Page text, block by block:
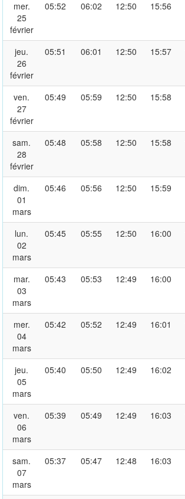
mer.
25
février
05:52 06:02 12:50 15:56
jeu.
26
février
05:51 06:01 12:50 15:57
ven.
27
février
05:49 05:59 12:50 15:58
sam.
28
février
05:48 05:58 12:50 15:58
dim.
01
mars
05:46 05:56 12:50 15:59
lun.
02
mars
05:45 05:55 12:50 16:00
mar.
03
mars
05:43 05:53 12:49 16:00
mer.
04
mars
05:42 05:52 12:49 16:01
jeu.
05
mars
05:40 05:50 12:49 16:02
ven.
06
mars
05:39 05:49 12:49 16:03
sam.
07
mars
05:37 05:47 12:48 16:03